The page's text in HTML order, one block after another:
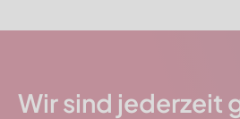
Wir sind jederzeit